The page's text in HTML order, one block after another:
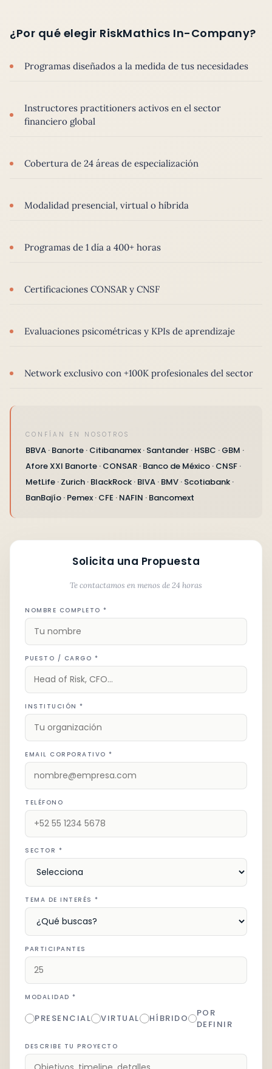
¿Por qué elegir RiskMathics In-Company?
Programas diseñados a la medida de tus necesidades
Instructores practitioners activos en el sector
financiero global
Cobertura de 24 áreas de especialización
Modalidad presencial, virtual o híbrida
Programas de 1 día a 400+ horas
Certificaciones CONSAR y CNSF
Evaluaciones psicométricas y KPIs de aprendizaje
Network exclusivo con +100K profesionales del sector
CONFÍAN EN NOSOTROS
BBVA · Banorte · Citibanamex · Santander · HSBC · GBM ·
Afore XXI Banorte · CONSAR · Banco de México · CNSF ·
MetLife · Zurich · BlackRock · BIVA · BMV · Scotiabank ·
BanBajío · Pemex · CFE · NAFIN · Bancomext
Solicita una Propuesta
Te contactamos en menos de 24 horas
NOMBRE COMPLETO *
PUESTO / CARGO *
INSTITUCIÓN *
EMAIL CORPORATIVO *
TELÉFONO
SECTOR *
TEMA DE INTERÉS *
PARTICIPANTES
MODALIDAD *
PRESENCIAL VIRTUAL HÍBRIDO
POR
DEFINIR
DESCRIBE TU PROYECTO